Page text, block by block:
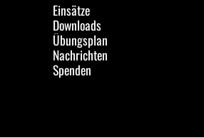
Einsätze
Downloads
Übungsplan
Nachrichten
Spenden